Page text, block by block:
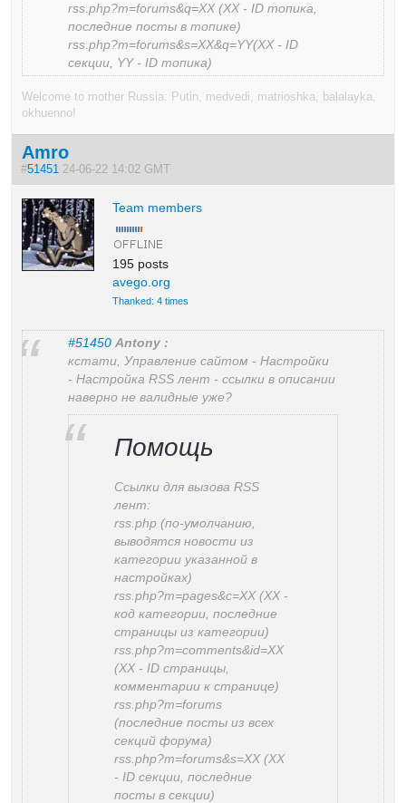
rss.php?m=forums&q=XX (XX - ID топика,
последние посты в топике)
rss.php?m=forums&s=XX&q=YY(XX - ID
секции, YY - ID топика)
Welcome to mother Russia: Putin, medvedi, matrioshka, balalayka,
okhuenno!
Amro
#51451 24-06-22 14:02 GMT
Team members
195 posts
avego.org
Thanked: 4 times
#51450 Antony :
кстати, Управление сайтом - Настройки
- Настройка RSS лент - ссылки в описании
наверно не валидные уже?
Помощь
Ссылки для вызова RSS
лент:
rss.php (по-умолчанию,
выводятся новости из
категории указанной в
настройках)
rss.php?m=pages&c=XX (XX -
код категории, последние
страницы из категории)
rss.php?m=comments&id=XX
(XX - ID страницы,
комментарии к странице)
rss.php?m=forums
(последние посты из всех
секций форума)
rss.php?m=forums&s=XX (XX
- ID секции, последние
посты в секции)